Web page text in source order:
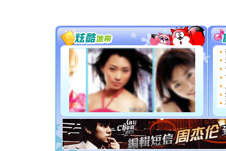
[圣诞节]
你太多，
要平安
[圣诞节]
能正大
都要快乐
[圣诞节]
如意,快
[元旦]
看
断电。
你是我
[元旦]如
起；二是
离。水晶
[元旦]当